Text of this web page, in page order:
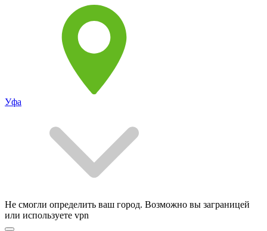
Уфа
Не смогли определить ваш город. Возможно вы заграницей
или используете vpn